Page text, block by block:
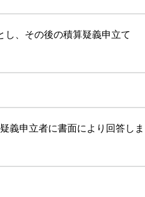
し、その後の積算疑義申立て
義申立者に書面により回答しま